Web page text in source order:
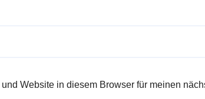
Website in diesem Browser für meinen